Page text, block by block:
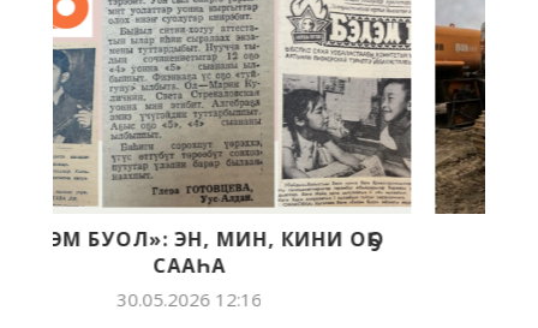
МЭҤЭ ХАҤАЛАС УЛУУҺА СУОЛ
ХАҺААЙЫСТЫБАТЫГАР СҮРҮН
БОЛҔОМТОТУН...